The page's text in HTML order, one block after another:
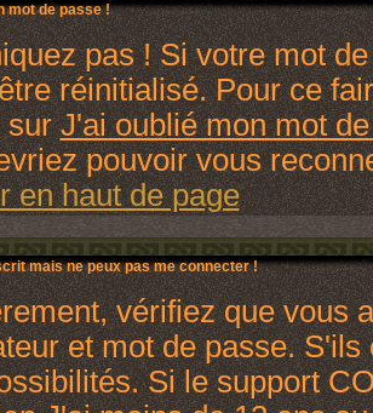
mot de passe !
pas ! Si votre mot
réinitialisé. Pour ce
surJ'ai oublié mon mot
pouvoir vous
en haut de page
mais ne peux pas me connecter !
vérifiez que vous
et mot de passe.
Si le support